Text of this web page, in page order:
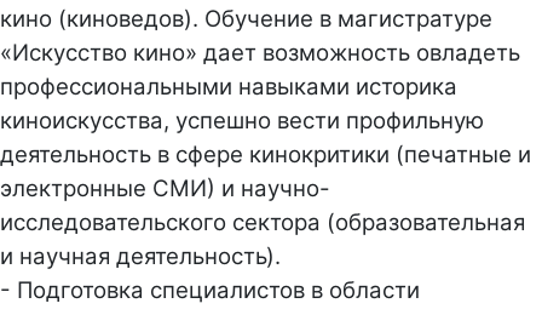
кино (киноведов). Обучение в магистратуре
«Искусство кино» дает возможность овладеть
профессиональными навыками историка
киноискусства, успешно вести профильную
деятельность в сфере кинокритики (печатные и
электронные СМИ) и научно-
исследовательского сектора (образовательная
и научная деятельность).
- Подготовка специалистов в области